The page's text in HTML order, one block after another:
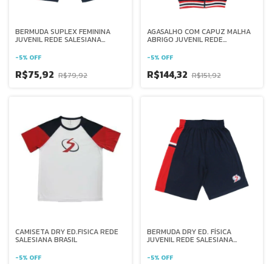
BERMUDA SUPLEX FEMININA
JUVENIL REDE SALESIANA
-5% OFF
R$75,92 R$79,92
AGASALHO COM CAPUZ MALHA
ABRIGO JUVENIL REDE
-5% OFF
R$144,32 R$151,92
CAMISETA DRY ED.FISICA REDE
SALESIANA BRASIL
-5% OFF
BERMUDA DRY ED. FÍSICA
JUVENIL REDE SALESIANA
-5% OFF